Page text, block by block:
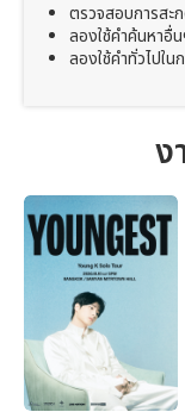
ตรวจสอบการสะ
ลองใช้คำค้นหาอื่
ลองใช้คำทั่วไปใน
ง